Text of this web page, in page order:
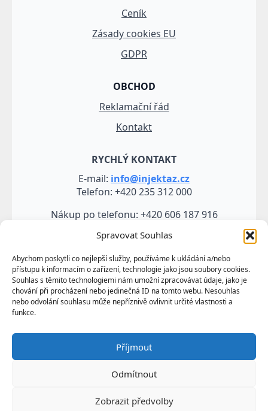
Spravovat Souhlas
Abychom poskytli co nejlepší služby, používáme k ukládání a/nebo
přístupu k informacím o zařízení, technologie jako jsou soubory cookies.
Souhlas s těmito technologiemi nám umožní zpracovávat údaje, jako je
chování při procházení nebo jedinečná ID na tomto webu. Nesouhlas
nebo odvolání souhlasu může nepříznivě ovlivnit určité vlastnosti a
funkce.
Příjmout
Odmítnout
Zobrazit předvolby
Ceník
Zásady cookies EU
GDPR
OBCHOD
Reklamační řád
Kontakt
RYCHLÝ KONTAKT
E-mail: info@injektaz.cz
Telefon: +420 235 312 000
Nákup po telefonu: +420 606 187 916
Veškeré údaje, zejména texty a fotografie uvedené na
těchto webových stránkách jsou výtvorem a
vlastnictvím společnosti TRUMF sanace s.r.o.
představují její know-how a jako takové požívají
upravujících duševní vlastnictví.